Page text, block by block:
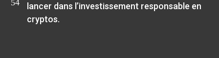
lancer dans l’investissement responsable en
cryptos.